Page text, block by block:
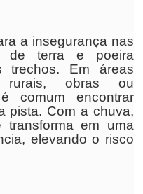
a insegurança nas
de terra e poeira
trechos. Em áreas
rurais, obras ou
comum encontrar
pista. Com a chuva,
transforma em uma
elevando o risco